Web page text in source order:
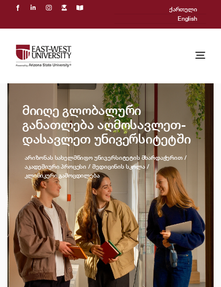
content
ქართული
English
ჩვენ შესახებ
აკადემიური პროცესი
მიღება
Powered by ASU
საერთაშორისო
სიახლეები
ელექტრონული ბიბლიოთეკა
კონტაქტი
მიიღე გლობალური
განათლება აღმოსავლეთ-
დასავლეთ უნივერსიტეტში
არიზონას სახელმწიფო უნივერსიტეტის მხარდაჭერით
აკადემიური პროცესი
მედიცინის სკოლა
კლინიკური გამოცდილება